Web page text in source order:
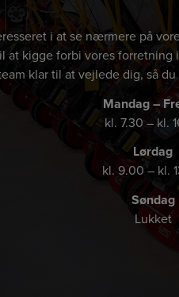
i at se nærmere på
at kigge forbi vores forretning
klar til at vejlede dig, så
Mandag –
kl. 7.30 – kl.
Lørdag
kl. 9.00 – kl.
Søndag
Lukket